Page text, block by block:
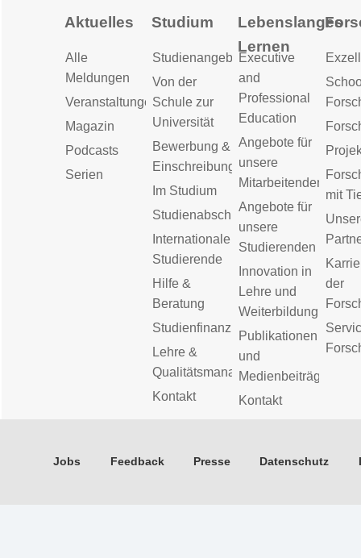
Aktuelles
Alle
Meldungen
Veranstaltungen
Magazin
Podcasts
Serien
Studium
Studienangebot
Von der
Schule zur
Universität
Bewerbung &
Einschreibung
Im Studium
Studienabschluss
Internationale
Studierende
Hilfe &
Beratung
Studienfinanzierung
Lehre &
Qualitätsmanagement
Kontakt
Lebenslanges
Lernen
Executive
and
Professional
Education
Angebote für
unsere
Mitarbeitenden
Angebote für
unsere
Studierenden
Innovation in
Lehre und
Weiterbildung
Publikationen
und
Medienbeiträge
Kontakt
mit
der
Jobs Feedback Presse Datenschutz